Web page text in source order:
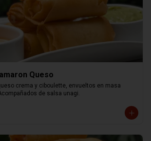
Queso
crema y ciboulette, envueltos en masa
de salsa unagi.